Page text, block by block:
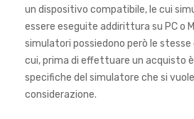
un dispositivo compatibile, le cui
essere eseguite addirittura su PC o
simulatori possiedono però le
cui, prima di effettuare un acquisto
specifiche del simulatore che si
considerazione.